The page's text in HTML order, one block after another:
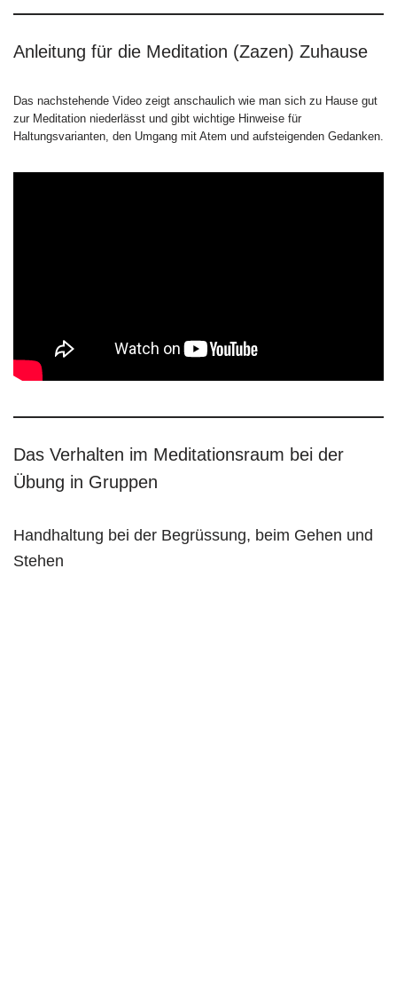
Anleitung für die Meditation (Zazen) Zuhause
Das nachstehende Video zeigt anschaulich wie man sich zu Hause gut
zur Meditation niederlässt und gibt wichtige Hinweise für
Haltungsvarianten, den Umgang mit Atem und aufsteigenden Gedanken.
Das Verhalten im Meditationsraum bei der
Übung in Gruppen
Handhaltung bei der Begrüssung, beim Gehen und
Stehen